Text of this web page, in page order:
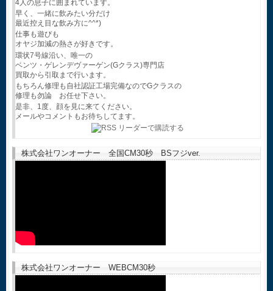
4人の息子に囲まれています。
早く、一緒に飲みたい分だけ
最近控え目な飲み方に^^*)
仕事も遊びも
オヤジ加減の熱さが好きです。
環状7号線沿い、唯一の
ベンツ・ゲレンデヴァーゲン(Gクラス)専門店
買取から引取まで行います。
もちろん修理も自社認証工場完備なのでGクラスの
修理も勿論 お任せ下さい。
是非、1度、顔を見に来てください。
メールやコメントもお待ちしてます。
株式会社ワンオーナー 全国CM30秒 BSフジver.
株式会社ワンオーナー WEBCM30秒